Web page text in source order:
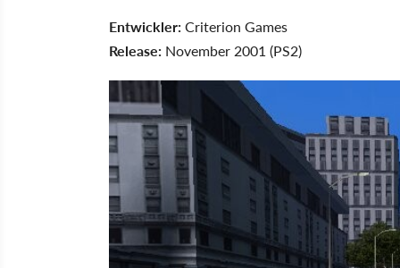
Entwickler:Criterion Games
Release: November 2001 (PS2)